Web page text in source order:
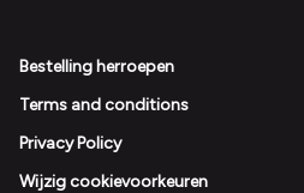
Footer
Bestelling herroepen
Terms and conditions
Privacy Policy
Wijzig cookievoorkeuren